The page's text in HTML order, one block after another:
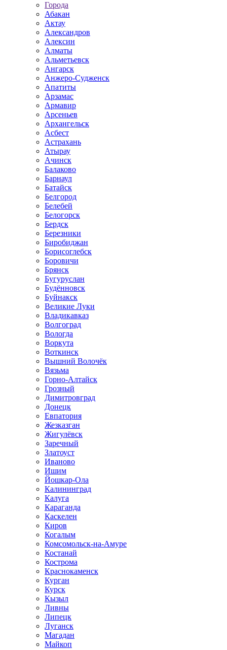
Города
Абакан
Актау
Александров
Алексин
Алматы
Альметьевск
Ангарск
Анжеро-Судженск
Апатиты
Арзамас
Армавир
Арсеньев
Архангельск
Асбест
Астрахань
Атырау
Ачинск
Балаково
Барнаул
Батайск
Белгород
Белебей
Белогорск
Бердск
Березники
Биробиджан
Борисоглебск
Боровичи
Брянск
Бугуруслан
Будённовск
Буйнакск
Великие Луки
Владикавказ
Волгоград
Вологда
Воркута
Воткинск
Вышний Волочёк
Вязьма
Горно-Алтайск
Грозный
Димитровград
Донецк
Евпатория
Жезказган
Жигулёвск
Заречный
Златоуст
Иваново
Ишим
Йошкар-Ола
Калининград
Калуга
Караганда
Каскелен
Киров
Когалым
Комсомольск-на-Амуре
Костанай
Кострома
Краснокаменск
Курган
Курск
Кызыл
Ливны
Липецк
Луганск
Магадан
Майкоп